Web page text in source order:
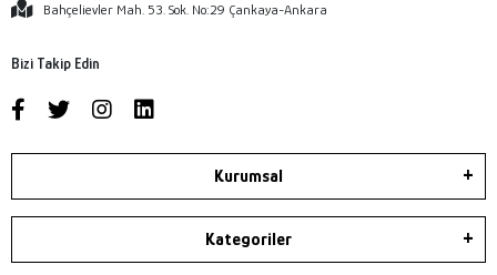
Bahçelievler Mah. 53. Sok. No:29 Çankaya-Ankara
Bizi Takip Edin
Kurumsal
Kategoriler